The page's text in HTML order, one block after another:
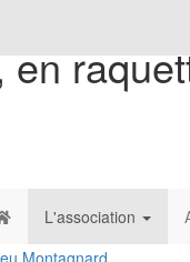
en
L'association